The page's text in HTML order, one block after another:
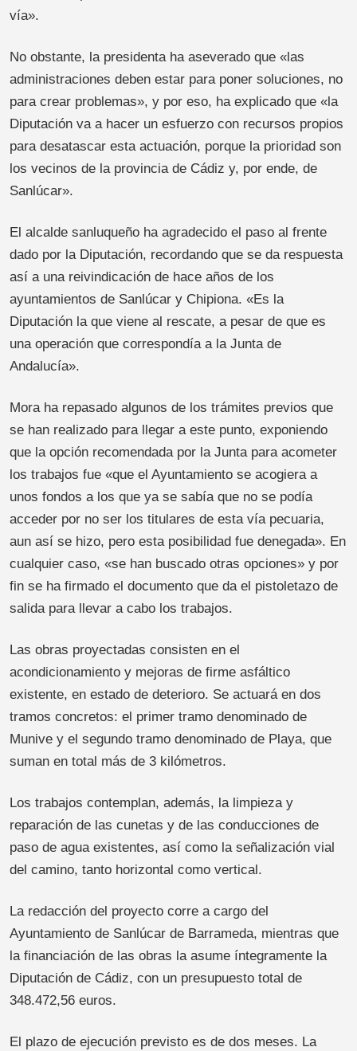
vía».
No obstante, la presidenta ha aseverado que «las
administraciones deben estar para poner soluciones, no
para crear problemas», y por eso, ha explicado que «la
Diputación va a hacer un esfuerzo con recursos propios
para desatascar esta actuación, porque la prioridad son
los vecinos de la provincia de Cádiz y, por ende, de
Sanlúcar».
El alcalde sanluqueño ha agradecido el paso al frente
dado por la Diputación, recordando que se da respuesta
así a una reivindicación de hace años de los
ayuntamientos de Sanlúcar y Chipiona. «Es la
Diputación la que viene al rescate, a pesar de que es
una operación que correspondía a la Junta de
Andalucía».
Mora ha repasado algunos de los trámites previos que
se han realizado para llegar a este punto, exponiendo
que la opción recomendada por la Junta para acometer
los trabajos fue «que el Ayuntamiento se acogiera a
unos fondos a los que ya se sabía que no se podía
acceder por no ser los titulares de esta vía pecuaria,
aun así se hizo, pero esta posibilidad fue denegada». En
cualquier caso, «se han buscado otras opciones» y por
fin se ha firmado el documento que da el pistoletazo de
salida para llevar a cabo los trabajos.
Las obras proyectadas consisten en el
acondicionamiento y mejoras de firme asfáltico
existente, en estado de deterioro. Se actuará en dos
tramos concretos: el primer tramo denominado de
Munive y el segundo tramo denominado de Playa, que
suman en total más de 3 kilómetros.
Los trabajos contemplan, además, la limpieza y
reparación de las cunetas y de las conducciones de
paso de agua existentes, así como la señalización vial
del camino, tanto horizontal como vertical.
La redacción del proyecto corre a cargo del
Ayuntamiento de Sanlúcar de Barrameda, mientras que
la financiación de las obras la asume íntegramente la
Diputación de Cádiz, con un presupuesto total de
348.472,56 euros.
El plazo de ejecución previsto es de dos meses. La